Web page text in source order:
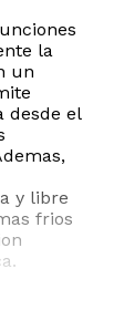
la
un
desde el
y libre
frios